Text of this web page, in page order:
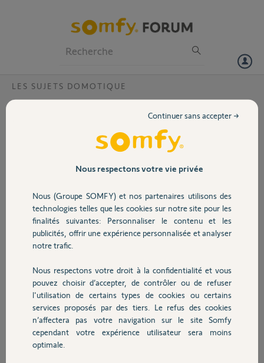
Volet
Sécurité
Domotique
Chauffage
Autres produits
LES SUJETS DOMOTIQUE
volets roulants commandés par
interrupteurs réf 156468 compatibles avec
J'ai des volets roulants Somfy dont je ne connais pas la référence (ils
Ils sont commandés par des interrupteurs sans fils (radio, je suppose)
sur lesquels figure la référence 156468.
Ce système ancien est-il compatible avec Tahoma ?
Je vous remercie par avance pour votre aide.
il y a plus de 3 ans
Participer au fil de discussion
Réponses
Nous respectons votre vie privée
Nous (Groupe SOMFY) et nos partenaires utilisons des
technologies telles que les cookies sur notre site pour les
finalités suivantes: Personnaliser le contenu et les
publicités, offrir une expérience personnalisée et analyser
notre trafic.
Nous respectons votre droit à la confidentialité et vous
pouvez choisir d’accepter, de contrôler ou de refuser
l'utilisation de certains types de cookies ou certains
services proposés par des tiers. Le refus des cookies
n’affectera pas votre navigation sur le site Somfy
cependant votre expérience utilisateur sera moins
optimale.
Continuer sans accepter →